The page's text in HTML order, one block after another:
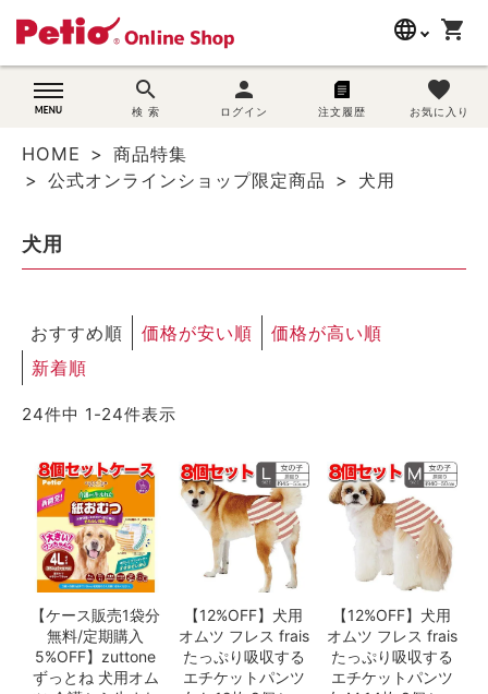
language
wovn-lang-name
shopping_cart
search
検 索
person
ログイン 注文履歴
favorite
お気に入り
search
猫用品
目的別に探す
ACCOUNT MENU
ようこそ ゲスト 様
meeting_room person
HOME
商品特集
公式オンラインショップ限定商品
犬用
犬用
おすすめ順 価格が安い順
価格が高い順
新着順
24件中 1 -24件表示
【ケース販売1袋分
無料/定期購入
5%OFF】zuttone
ずっとね 犬用オム
【12%OFF】犬用
オムツ フレス frais
たっぷり吸収する
エチケットパンツ
【12%OFF】犬用
オムツ フレス frais
たっぷり吸収する
エチケットパンツ